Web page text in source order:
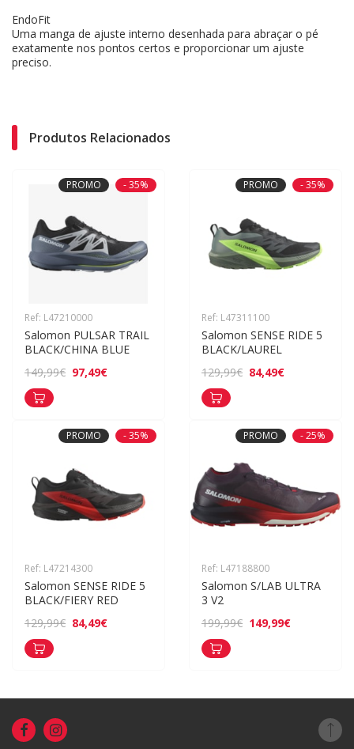
EndoFit
Uma manga de ajuste interno desenhada para abraçar o pé
exatamente nos pontos certos e proporcionar um ajuste
preciso.
Produtos Relacionados
PROMO - 35%
Ref: L47210000
Salomon PULSAR TRAIL
BLACK/CHINA BLUE
149,99€ 97,49€
PROMO - 35%
Ref: L47311100
Salomon SENSE RIDE 5
BLACK/LAUREL
129,99€ 84,49€
PROMO - 35%
Ref: L47214300
Salomon SENSE RIDE 5
BLACK/FIERY RED
129,99€ 84,49€
PROMO - 25%
Ref: L47188800
Salomon S/LAB ULTRA
3 V2
199,99€ 149,99€